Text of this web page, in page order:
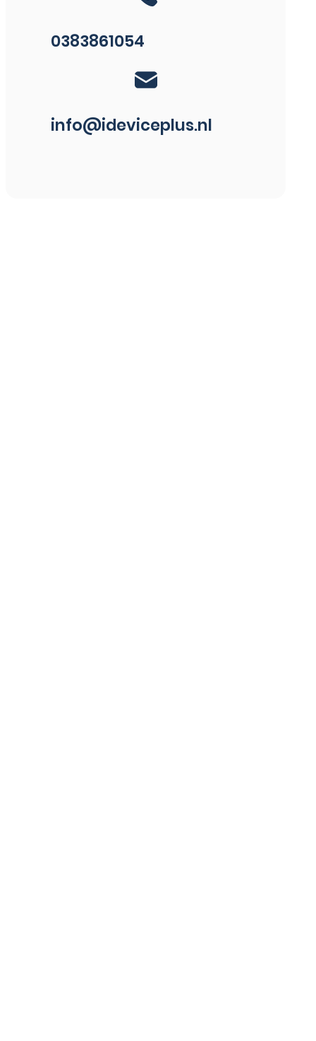
0383861054
info@ideviceplus.nl